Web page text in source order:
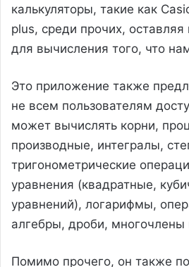
калькуляторы, такие как
plus, среди прочих,
для вычисления того, что
Это приложение также
не всем пользователям
может вычислять корни,
производные, интегралы,
тригонометрические
уравнения (квадратные,
уравнений), логарифмы,
алгебры, дроби, многочлены
Помимо прочего, он также